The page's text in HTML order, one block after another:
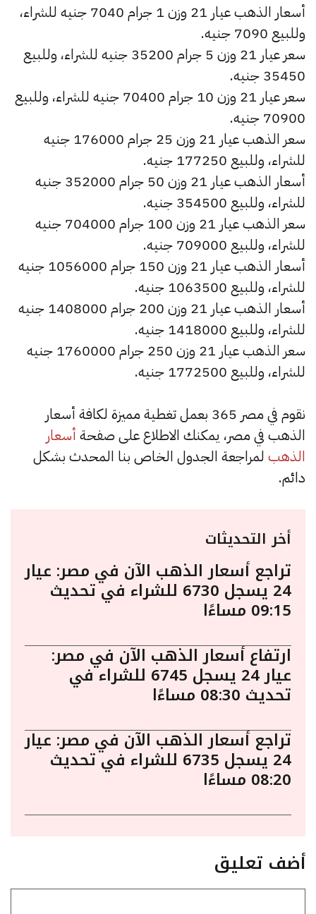
أسعار الذهب عيار 21 وزن 1 جرام 7040 جنيه للشراء،
وللبيع 7090 جنيه.
سعر عيار 21 وزن 5 جرام 35200 جنيه للشراء، وللبيع
35450 جنيه.
سعر عيار 21 وزن 10 جرام 70400 جنيه للشراء، وللبيع
70900 جنيه.
سعر الذهب عيار 21 وزن 25 جرام 176000 جنيه
للشراء، وللبيع 177250 جنيه.
أسعار الذهب عيار 21 وزن 50 جرام 352000 جنيه
للشراء، وللبيع 354500 جنيه.
سعر الذهب عيار 21 وزن 100 جرام 704000 جنيه
للشراء، وللبيع 709000 جنيه.
أسعار الذهب عيار 21 وزن 150 جرام 1056000 جنيه
للشراء، وللبيع 1063500 جنيه.
أسعار الذهب عيار 21 وزن 200 جرام 1408000 جنيه
للشراء، وللبيع 1418000 جنيه.
سعر الذهب عيار 21 وزن 250 جرام 1760000 جنيه
للشراء، وللبيع 1772500 جنيه.
نقوم في مصر 365 بعمل تغطية مميزة لكافة أسعار
الذهب في مصر، يمكنك الاطلاع على صفحة أسعار
الذهب لمراجعة الجدول الخاص بنا المحدث بشكل
دائم.
أخر التحديثات
تراجع أسعار الذهب الآن في مصر: عيار
24 يسجل 6730 للشراء في تحديث
09:15 مساءًا
ارتفاع أسعار الذهب الآن في مصر:
عيار 24 يسجل 6745 للشراء في
تحديث 08:30 مساءًا
تراجع أسعار الذهب الآن في مصر: عيار
24 يسجل 6735 للشراء في تحديث
08:20 مساءًا
أضف تعليق